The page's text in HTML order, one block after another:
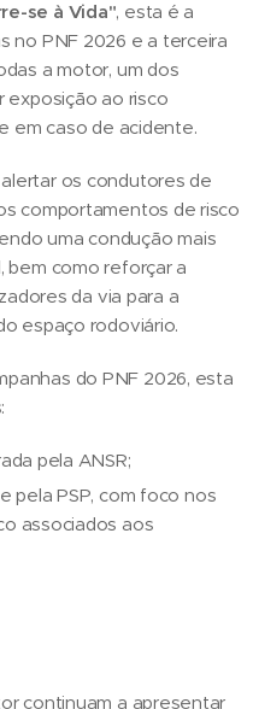
se à Vida", esta é a
no PNF 2026 e a terceira
a motor, um dos
exposição ao risco
em caso de acidente.
os condutores de
comportamentos de risco
uma condução mais
bem como reforçar a
da via para a
espaço rodoviário.
do PNF 2026, esta
pela ANSR;
pela PSP, com foco nos
associados aos
continuam a apresentar